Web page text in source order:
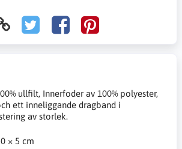
ullfilt, Innerfoder av 100% polyester,
ett inneliggande dragband i
av storlek.
× 5 cm